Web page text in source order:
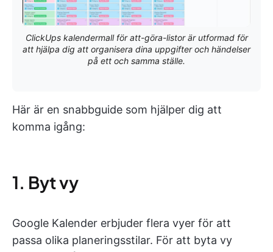
ClickUps kalendermall för att-göra-listor är utformad för
att hjälpa dig att organisera dina uppgifter och händelser
på ett och samma ställe.
Här är en snabbguide som hjälper dig att
komma igång:
1. Byt vy
Google Kalender erbjuder flera vyer för att
passa olika planeringsstilar. För att byta vy